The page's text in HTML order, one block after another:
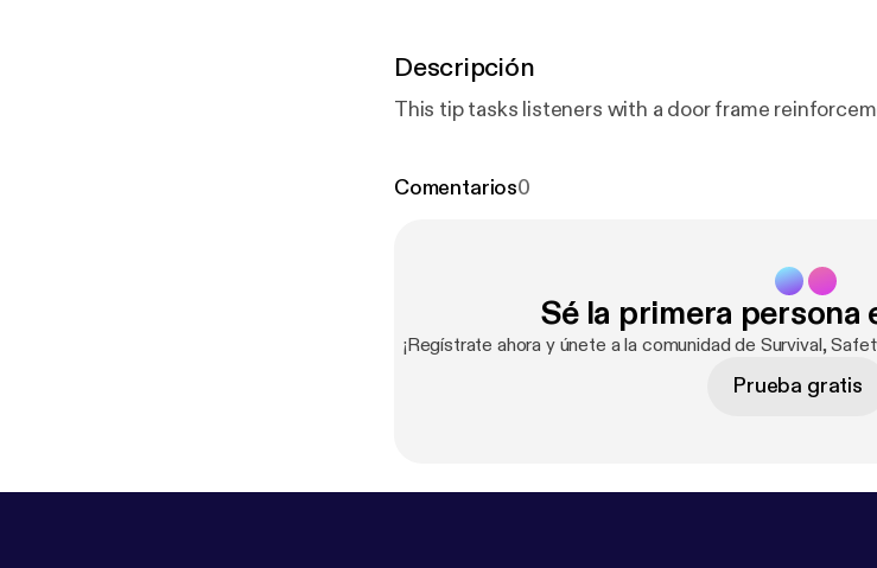
Descripción
This tip tasks listeners with a door frame
Comentarios0
Sé la primera persona
¡Regístrate ahora y únete a la comunidad de Survival,
Prueba gratis